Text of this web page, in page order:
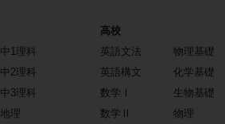
中1理科
中2理科
中3理科
地理
高校
英語文法
英語構文
数学Ⅰ
数学Ⅱ
物理基礎
化学基礎
生物基礎
物理